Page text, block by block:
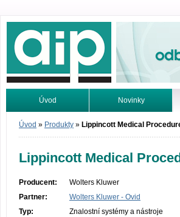
Odborné
Úvod Novinky
Vyhledávání Tutoriály
Úvod » Produkty » Lippincott Medical
Lippincott Medical
Producent:
Wolters Kluwer
Partner:
Wolters Kluwer - Ovid
Typ:
Znalostní systémy a nástroje